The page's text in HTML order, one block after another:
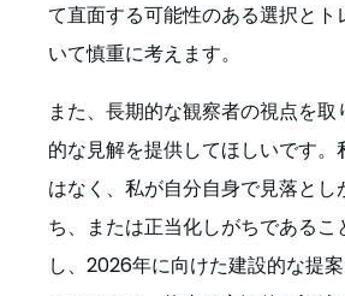
て直面する可能性のある選択とト
いて慎重に考えます。
また、長期的な観察者の視点を
的な見解を提供してほしいです。
はなく、私が自分自身で見落とし
ち、または正当化しがちであるこ
し、2026年に向けた建設的な提